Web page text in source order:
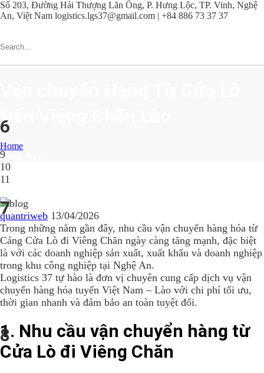
Số 203, Đường Hải Thượng Lãn Ông, P. Hưng Lộc, TP. Vinh, Nghệ
An, Việt Nam logistics.lgs37@gmail.com | +84 886 73 37 37
6
9
10
11
7
8
Đến Viêng Chăn Lào.
Home
Single News
quantriweb 13/04/2026
Trong những năm gần đây, nhu cầu vận chuyển hàng hóa từ
Cảng Cửa Lò đi Viêng Chăn ngày càng tăng mạnh, đặc biệt
là với các doanh nghiệp sản xuất, xuất khẩu và doanh nghiệp
trong khu công nghiệp tại Nghệ An.
Logistics 37 tự hào là đơn vị chuyên cung cấp dịch vụ vận
chuyển hàng hóa tuyến Việt Nam – Lào với chi phí tối ưu,
thời gian nhanh và đảm bảo an toàn tuyệt đối.
1. Nhu cầu vận chuyển hàng từ
Cửa Lò đi Viêng Chăn